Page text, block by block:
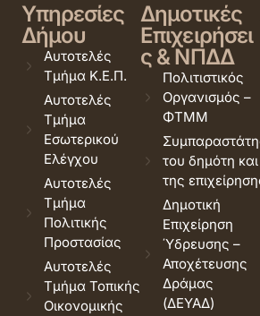
Υπηρεσίες
Δήμου
Αυτοτελές
Τμήμα Κ.Ε.Π.
Αυτοτελές
Τμήμα
Εσωτερικού
Ελέγχου
Αυτοτελές
Τμήμα
Πολιτικής
Προστασίας
Αυτοτελές
Τμήμα Τοπικής
Οικονομικής
Δημοτικές
Επιχειρήσει
ς & ΝΠΔΔ
Πολιτιστικός
Οργανισμός –
ΦΤΜΜ
του δημότη και
της
Δημοτική
Επιχείρηση
Ύδρευσης –
Αποχέτευσης
Δράμας
(ΔΕΥΑΔ)